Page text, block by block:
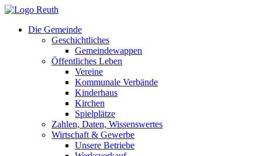
Zum
springenDie Gemeinde
Geschichtliches
Gemeindewappen
Öffentliches Leben
Vereine
Kommunale Verbände
Kinderhaus
Kirchen
Spielplätze
Zahlen, Daten, Wissenswertes
Wirtschaft & Gewerbe
Unsere Betriebe